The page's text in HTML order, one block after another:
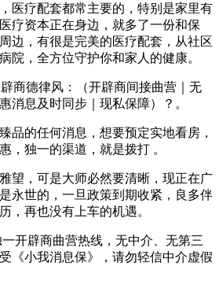
疗配套都常主要的，特别是家里有
疗资本正在身边，就多了一份和保
边，有很是完美的医疗配套，从社区
院，全方位守护你和家人的健康。
德律风：（开辟商间接曲营｜无
消息及时同步｜现私保障）？。
的任何消息，想要预定实地看房，
，独一的渠道，就是拨打 。
，可是大师必然要清晰，现正在广
永世的，一旦政策到期收紧，良多伴
，再也没有上车的机遇。
辟商曲营热线，无中介、无第三
《小我消息保》，请勿轻信中介虚假